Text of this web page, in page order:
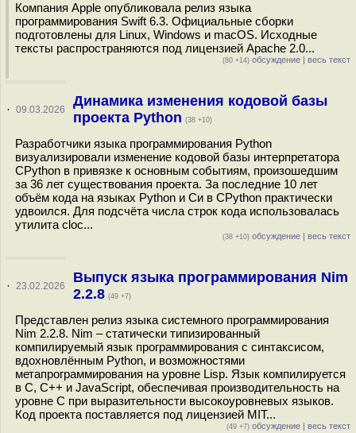
Компания Apple опубликовала релиз языка
программирования Swift 6.3. Официальные сборки
подготовлены для Linux, Windows и macOS. Исходные
тексты распространяются под лицензией Apache 2.0...
(80 +14) обсуждение | весь текст
· 09.03.2026
Динамика изменения кодовой базы
проекта Python (38 +10)
Разработчики языка программирования Python
визуализировали изменение кодовой базы интерпретатора
CPython в привязке к основным событиям, произошедшим
за 36 лет существования проекта. За последние 10 лет
объём кода на языках Python и Си в CPython практически
удвоился. Для подсчёта числа строк кода использовалась
утилита cloc...
(38 +10) обсуждение | весь текст
· 23.02.2026
Выпуск языка программирования Nim
2.2.8 (49 +7)
Представлен релиз языка системного программирования
Nim 2.2.8. Nim – статически типизированный
компилируемый язык программирования с синтаксисом,
вдохновлённым Python, и возможностями
метапрограммирования на уровне Lisp. Язык компилируется
в C, C++ и JavaScript, обеспечивая производительность на
уровне C при выразительности высокоуровневых языков.
Код проекта поставляется под лицензией MIT...
(49 +7) обсуждение | весь текст